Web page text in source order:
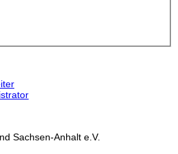
Sachsen-Anhalt e.V.